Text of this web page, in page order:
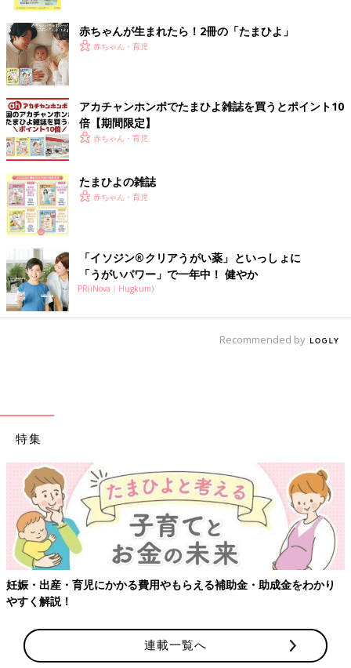
ちなみに、わが家では、寝る前に23℃くらいに部屋を暖め暖房
を切ります。ただし、暖かい蒸気が出る加湿器を夜中ずっと稼働
させています。
たまに明け方に、マイナス5度や10度とすごく寒くなる日も。そ
の寒さだと目が覚めてしまうので、寒い日は、暖房を一晩中入れ
ています。
加湿器はカビ対策をしっかりと
加湿器は、暖かい蒸気が出るものと冷たい蒸気が出るものがあり
ます。
商品によりますが、暖かい蒸気が出るタイプは、窓に結露が発生
しやすくなるものも。その場合、日中は必ず換気をし、カビが発
生しないようにしましょう。
そのほか、赤ちゃんが蒸気を触ってやけどをしないように注意
し、各商品のお手入れ方法に従って、必要なケアを正しく行うこ
ねんねの服装にも要注意
寝室の温度・湿度に注意することは基本ですが、赤ちゃんの服装
も大切なポイント。寒いからといって厚着をさせることはいい睡
眠にとって逆効果です。
月齢に合わせて、スリーパーを活用
寝室を18～20度に保つことを前提として、赤ちゃんの服装の目
安を紹介します。
用は基本的にナシでOKです。とくに低月齢の時期は、寝床にぬ
いぐるみ、掛け布団やまくらなどを置かないことが大切です。
赤ちゃんが生まれたら！2冊の「たまひよ」
赤ちゃん・育児
アカチャンホンポでたまひよ雑誌を買うとポイント10
倍【期間限定】
赤ちゃん・育児
たまひよの雑誌
赤ちゃん・育児
「イソジン®クリアうがい薬」といっしょに
「うがいパワー」で一年中！ 健やか
PR(iNova｜Hugkum)
Recommended by
特集
妊娠・出産・育児にかかる費用やもらえる補助金・助成金をわかり
やすく解説！
連載一覧へ